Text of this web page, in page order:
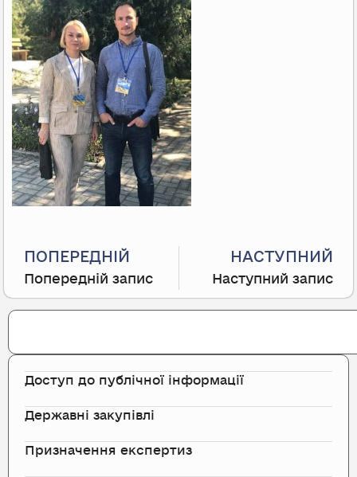
ПОПЕРЕДНІЙ
Попередній запис
НАСТУПНИЙ
Наступний запис
Search
Доступ до публічної інформації
Державні закупівлі
Призначення експертиз